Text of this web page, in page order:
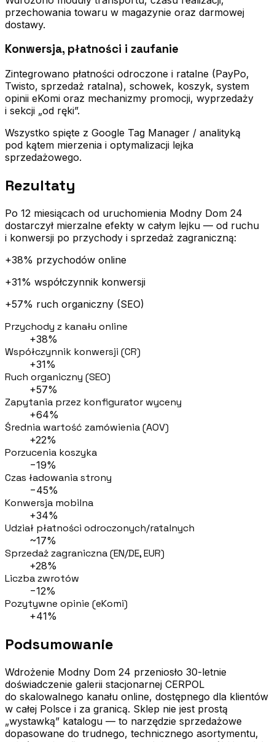
przechowania towaru w magazynie oraz darmowej
dostawy.
Konwersja, płatności i zaufanie
Zintegrowano płatności odroczone i ratalne (PayPo,
Twisto, sprzedaż ratalna), schowek, koszyk, system
opinii eKomi oraz mechanizmy promocji, wyprzedaży
i sekcji „od ręki”.
Wszystko spięte z Google Tag Manager / analityką
pod kątem mierzenia i optymalizacji lejka
sprzedażowego.
Rezultaty
Po 12 miesiącach od uruchomienia Modny Dom 24
dostarczył mierzalne efekty w całym lejku — od ruchu
i konwersji po przychody i sprzedaż zagraniczną:
+38% przychodów online
+31% współczynnik konwersji
+57% ruch organiczny (SEO)
Przychody z kanału online
+38%
Współczynnik konwersji (CR)
+31%
Ruch organiczny (SEO)
+57%
Zapytania przez konfigurator wyceny
+64%
Średnia wartość zamówienia (AOV)
+22%
Porzucenia koszyka
−19%
Czas ładowania strony
−45%
Konwersja mobilna
+34%
Udział płatności odroczonych/ratalnych
~17%
Sprzedaż zagraniczna (EN/DE, EUR)
+28%
Liczba zwrotów
−12%
Pozytywne opinie (eKomi)
+41%
Podsumowanie
Wdrożenie Modny Dom 24 przeniosło 30-letnie
doświadczenie galerii stacjonarnej CERPOL
do skalowalnego kanału online, dostępnego dla klientów
w całej Polsce i za granicą. Sklep nie jest prostą
„wystawką” katalogu — to narzędzie sprzedażowe
dopasowane do trudnego, technicznego asortymentu,